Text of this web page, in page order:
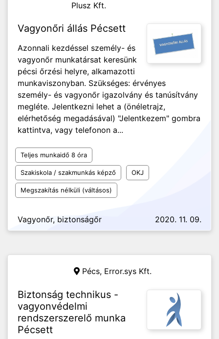
Plusz Kft.
Vagyonőri állás Pécsett
Azonnali kezdéssel személy- és
vagyonőr munkatársat keresünk
pécsi őrzési helyre, alkamazotti
munkaviszonyban. Szükséges: érvényes
személy- és vagyonőr igazolvány és tanúsítvány
megléte. Jelentkezni lehet a (önéletrajz,
elérhetőség megadásával) "Jelentkezem" gombra
kattintva, vagy telefonon a...
Teljes munkaidő 8 óra
Szakiskola / szakmunkás képző OKJ
Megszakítás nélküli (váltásos)
Vagyonőr, biztonságőr 2020. 11. 09.
Pécs, Error.sys Kft.
Biztonság technikus -
vagyonvédelmi
rendszerszerelő munka
Pécsett